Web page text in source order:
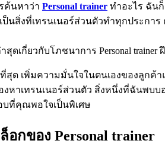
ค้นหาว่า Personal trainer ทำอะไร ฉัน
นสิ่งที่เทรนเนอร์ส่วนตัวทำทุกประกา
ดเกี่ยวกับโภชนาการ Personal
สุด เพิ่มความมั่นใจในตนเองของลูกค้
งหาเทรนเนอร์ส่วนตัว สิ่งหนึ่งที่ฉันพบบ
บที่คุณพอใจเป็นพิเศษ
กของ Personal trainer